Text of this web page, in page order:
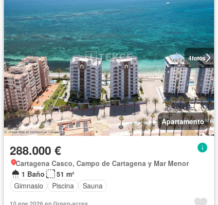
4fotos
Apartamento
288.000 €
Cartagena Casco, Campo de Cartagena y Mar Menor
1 Baño
51 m²
Gimnasio
Piscina Sauna